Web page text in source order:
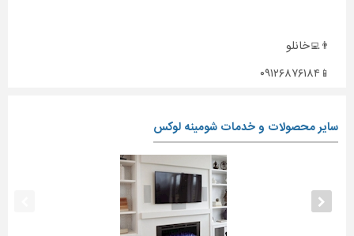
👨‍💻خانلو
📱۰۹۱۲۶۸۷۶۱۸۴
سایر محصولات و خدمات شومینه لوکس